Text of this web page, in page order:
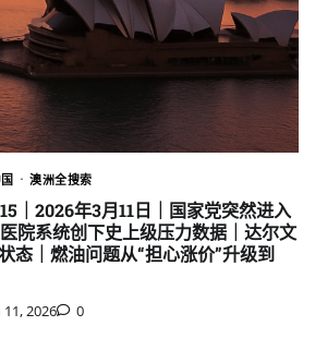
澳洲全搜索
｜2026年3月11日｜国家党突然进入
院系统创下史上级压力数据｜达尔文
态｜燃油问题从“担心涨价”升级到
2026 0